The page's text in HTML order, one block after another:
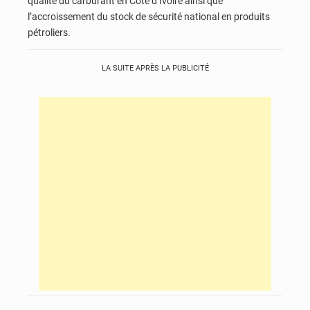
l’accroissement du stock de sécurité national en produits
pétroliers.
LA SUITE APRÈS LA PUBLICITÉ